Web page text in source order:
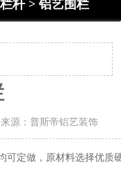
杆>铝艺围栏
源：普斯帝铝艺装饰
可定做，原材料选择优质